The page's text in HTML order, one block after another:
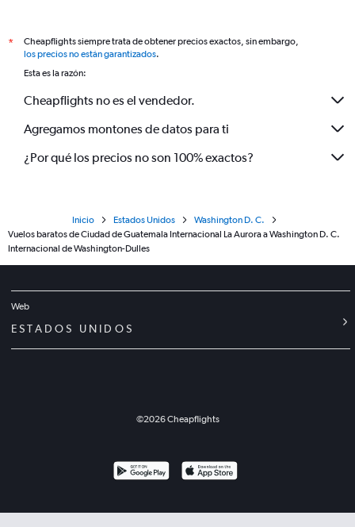
*
Cheapflights siempre trata de obtener precios exactos, sin embargo,
los precios no están garantizados.
Esta es la razón:
Cheapflights no es el vendedor.
Agregamos montones de datos para ti
¿Por qué los precios no son 100% exactos?
Inicio Estados Unidos
Washington D. C.
Vuelos baratos de Ciudad de Guatemala Internacional La Aurora a Washington D. C.
Internacional de Washington-Dulles
Web
ESTADOS UNIDOS
©2026Cheapflights